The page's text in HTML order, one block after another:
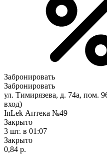
Забронировать
Забронировать
ул. Тимирязева, д. 74а, пом.
вход)
InLek Аптека №49
Закрыто
3 шт. в 01:07
Закрыто
0,84 р.